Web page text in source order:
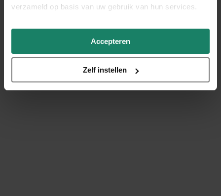
verzameld op basis van uw gebruik van hun services.
Accepteren
Zelf instellen